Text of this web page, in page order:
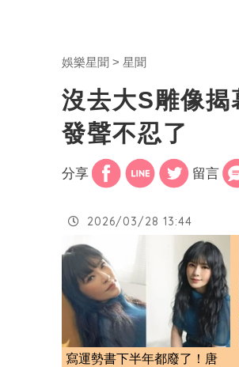
娛樂星聞 星聞
沒去大S雕像
發聲不忍了
分享 留言
2026/03/28 13:44
寫運勢書下半年都廢了！唐